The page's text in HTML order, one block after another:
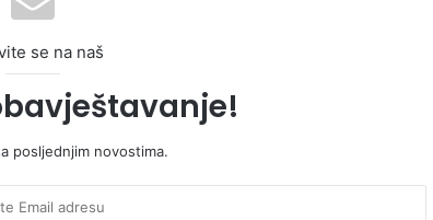
se na naš
posljednjim novostima.